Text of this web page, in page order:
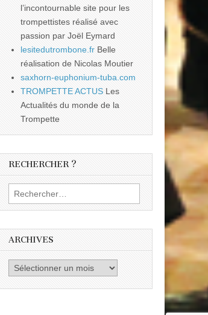
l’incontournable site pour les
trompettistes réalisé avec
passion par Joël Eymard
lesitedutrombone.fr Belle
réalisation de Nicolas Moutier
saxhorn-euphonium-tuba.com
TROMPETTE ACTUS Les
Actualités du monde de la
Trompette
RECHERCHER ?
Rechercher :
ARCHIVES
Archives